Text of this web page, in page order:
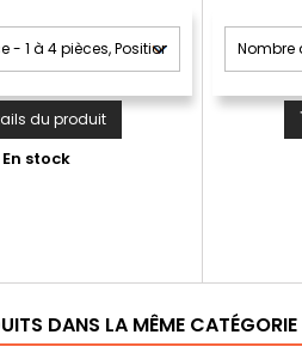
du produit
En stock
DANS LA MÊME CATÉGORIE